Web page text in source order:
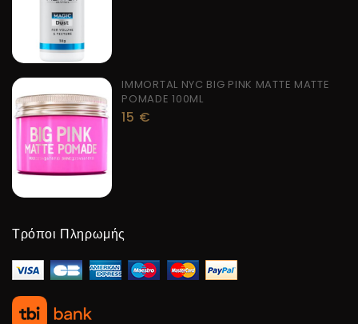
IMMORTAL NYC BIG PINK MATTE MATTE
POMADE 100ML
15 €
Τρόποι Πληρωμής